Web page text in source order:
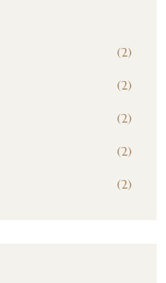
(2)
(2)
(2)
(2)
(2)